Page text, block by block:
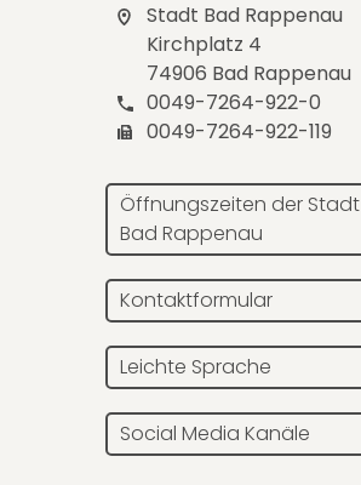
Stadt Bad Rappenau
Kirchplatz 4
74906 Bad Rappenau
0049-7264-922-0
0049-7264-922-119
Öffnungszeiten der Stadt
Bad Rappenau
Kontaktformular
Leichte Sprache
Social Media Kanäle